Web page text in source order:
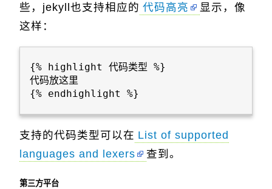
些，jekyll也支持相应的 代码高亮
显示，像
这样：
{% highlight 代码类型 %}
代码放这里
{% endhighlight %}
支持的代码类型可以在 List of supported
languages and lexers
查到。
第三方平台